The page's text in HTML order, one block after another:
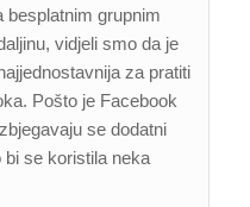
grupnim
vidjeli smo da je
za pratiti
Pošto je Facebook
se dodatni
se koristila neka